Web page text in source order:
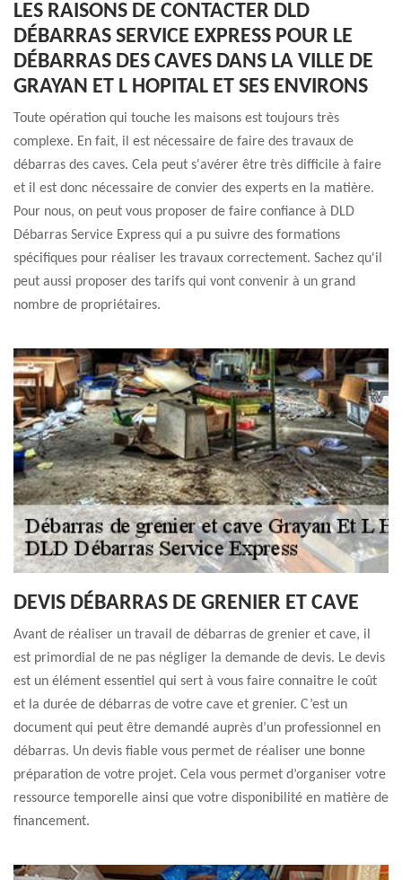
LES RAISONS DE CONTACTER DLD
DÉBARRAS SERVICE EXPRESS POUR LE
DÉBARRAS DES CAVES DANS LA VILLE DE
GRAYAN ET L HOPITAL ET SES ENVIRONS
Toute opération qui touche les maisons est toujours très
complexe. En fait, il est nécessaire de faire des travaux de
débarras des caves. Cela peut s'avérer être très difficile à faire
et il est donc nécessaire de convier des experts en la matière.
Pour nous, on peut vous proposer de faire confiance à DLD
Débarras Service Express qui a pu suivre des formations
spécifiques pour réaliser les travaux correctement. Sachez qu'il
peut aussi proposer des tarifs qui vont convenir à un grand
nombre de propriétaires.
DEVIS DÉBARRAS DE GRENIER ET CAVE
Avant de réaliser un travail de débarras de grenier et cave, il
est primordial de ne pas négliger la demande de devis. Le devis
est un élément essentiel qui sert à vous faire connaitre le coût
et la durée de débarras de votre cave et grenier. C’est un
document qui peut être demandé auprès d’un professionnel en
débarras. Un devis fiable vous permet de réaliser une bonne
préparation de votre projet. Cela vous permet d’organiser votre
ressource temporelle ainsi que votre disponibilité en matière de
financement.